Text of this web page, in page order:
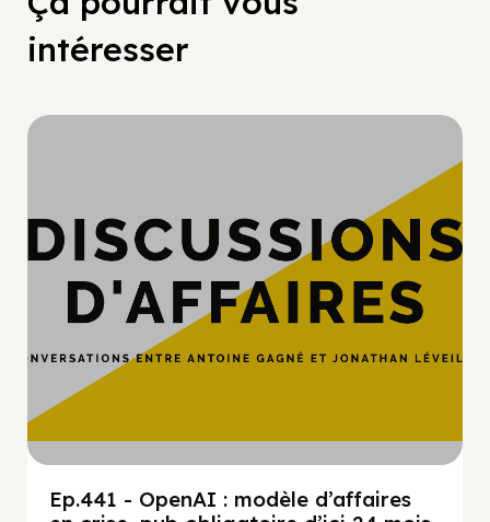
intéresser
Ep.441 - OpenAI : modèle d’affaires